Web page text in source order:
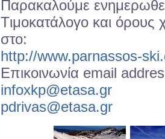
Παρακαλούμε
Tιμοκατάλογο και
στο:
http://www.parnassos-
Επικοινωνία email
infoxkp@etasa.gr
pdrivas@etasa.gr